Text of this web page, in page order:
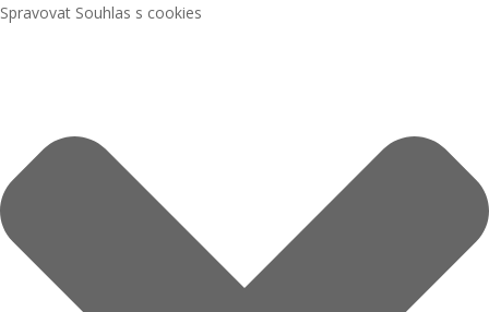
Spravovat Souhlas s cookies